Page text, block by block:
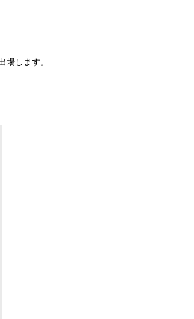
場します。